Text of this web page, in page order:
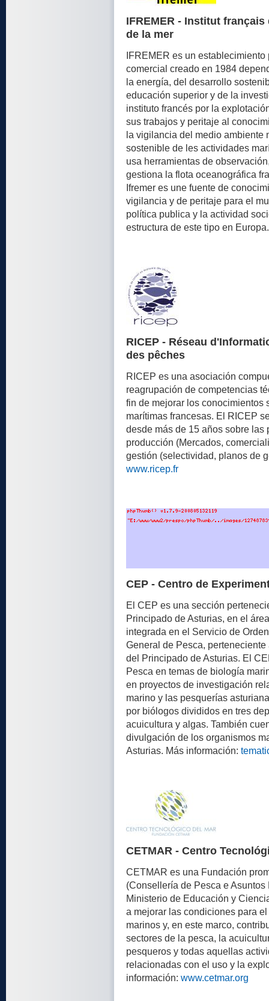
IFREMER - Institut
de la mer
IFREMER es un
comercial creado en 1984
la energía, del desarrollo
educación superior y de la
instituto francés por la
sus trabajos y peritaje al
la vigilancia del medio ambiente
sostenible de les actividades
usa herramientas de
gestiona la flota oceanográfica
Ifremer es une fuente de
vigilancia y de peritaje para el
política publica y la actividad
estructura de este tipo en
RICEP - Réseau
des pêches
RICEP es una asociación
reagrupación de competencias
fin de mejorar los conocimientos
marítimas francesas. El RICEP
desde más de 15 años sobre
producción (Mercados,
gestión (selectividad, planos de
www.ricep.fr
CEP - Centro de
El CEP es una sección
Principado de Asturias, en el
integrada en el Servicio de
General de Pesca,
del Principado de Asturias. El
Pesca en temas de biología
en proyectos de investigación
marino y las pesquerías
por biólogos divididos en tres
acuicultura y algas. También
divulgación de los organismos
Asturias. Más información:
CETMAR - Centro
CETMAR es una Fundación
(Consellería de Pesca e
Ministerio de Educación y
a mejorar las condiciones para
marinos y, en este marco,
sectores de la pesca, la
pesqueros y todas aquellas
relacionadas con el uso y la
información: www.cetmar.org